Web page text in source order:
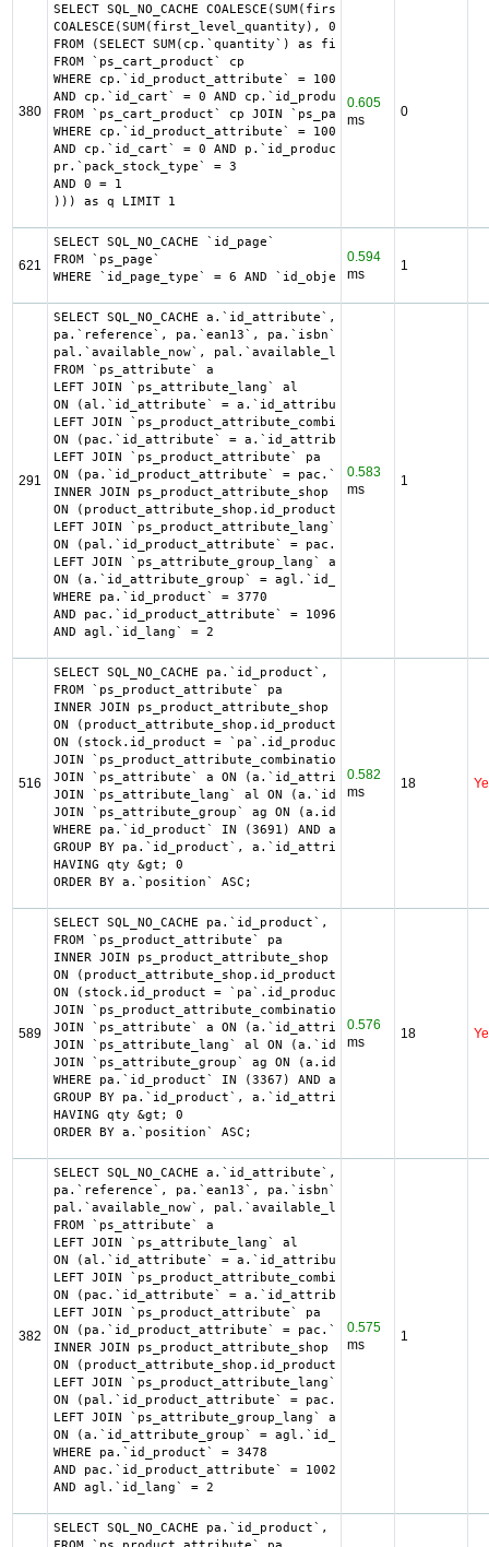
380
SELECT SQL_NO_CACHE
COALESCE(SUM(first_level_quantity), 0) as quantity
FROM (SELECT SUM(cp.`quantity`) as
FROM `ps_cart_product` cp
WHERE cp.`id_product_attribute` = 10028
AND cp.`id_cart` = 0 AND cp.`id_product` = 3478
FROM `ps_cart_product` cp JOIN `ps_pack` p ON
WHERE cp.`id_product_attribute` = 10028
AND cp.`id_cart` = 0 AND p.`id_product_item` = 3478
pr.`pack_stock_type` = 3
AND 0 = 1
))) as q LIMIT 1
0.605
ms
0
621
SELECT SQL_NO_CACHE `id_page`
FROM `ps_page`
WHERE `id_page_type` = 6 AND `id_object` = 192 LIMIT 1
0.594
ms
1
291
SELECT SQL_NO_CACHE a.`id_attribute`,
pa.`reference`, pa.`ean13`, pa.`isbn`, pa.`upc`,
pal.`available_now`, pal.`available_later`
FROM `ps_attribute` a
LEFT JOIN `ps_attribute_lang` al
ON (al.`id_attribute` = a.`id_attribute` AND
LEFT JOIN `ps_product_attribute_combination` pac
ON (pac.`id_attribute` = a.`id_attribute`)
LEFT JOIN `ps_product_attribute` pa
ON (pa.`id_product_attribute` =
INNER JOIN ps_product_attribute_shop
ON (product_attribute_shop.id_product_attribute =
LEFT JOIN `ps_product_attribute_lang` pal
ON (pal.`id_product_attribute` =
LEFT JOIN `ps_attribute_group_lang` agl
ON (a.`id_attribute_group` = agl.`id_attribute_group`
WHERE pa.`id_product` = 3770
AND pac.`id_product_attribute` = 10964
AND agl.`id_lang` = 2
0.583
ms
1
516
SELECT SQL_NO_CACHE pa.`id_product`, a.`color`,
FROM `ps_product_attribute` pa
INNER JOIN ps_product_attribute_shop
ON (product_attribute_shop.id_product_attribute =
ON (stock.id_product = `pa`.id_product AND
JOIN `ps_product_attribute_combination` pac ON
JOIN `ps_attribute` a ON (a.`id_attribute` =
JOIN `ps_attribute_lang` al ON (a.`id_attribute` =
JOIN `ps_attribute_group` ag ON (a.id_attribute_group =
WHERE pa.`id_product` IN (3691) AND ag.`is_color_group`
GROUP BY pa.`id_product`, a.`id_attribute`, `group_by`
HAVING qty &gt; 0
ORDER BY a.`position` ASC;
0.582
ms
18
589
SELECT SQL_NO_CACHE pa.`id_product`, a.`color`,
FROM `ps_product_attribute` pa
INNER JOIN ps_product_attribute_shop
ON (product_attribute_shop.id_product_attribute =
ON (stock.id_product = `pa`.id_product AND
JOIN `ps_product_attribute_combination` pac ON
JOIN `ps_attribute` a ON (a.`id_attribute` =
JOIN `ps_attribute_lang` al ON (a.`id_attribute` =
JOIN `ps_attribute_group` ag ON (a.id_attribute_group =
WHERE pa.`id_product` IN (3367) AND ag.`is_color_group`
GROUP BY pa.`id_product`, a.`id_attribute`, `group_by`
HAVING qty &gt; 0
ORDER BY a.`position` ASC;
0.576
ms
18
382
SELECT SQL_NO_CACHE a.`id_attribute`,
pa.`reference`, pa.`ean13`, pa.`isbn`, pa.`upc`,
pal.`available_now`, pal.`available_later`
FROM `ps_attribute` a
LEFT JOIN `ps_attribute_lang` al
ON (al.`id_attribute` = a.`id_attribute` AND
LEFT JOIN `ps_product_attribute_combination` pac
ON (pac.`id_attribute` = a.`id_attribute`)
LEFT JOIN `ps_product_attribute` pa
ON (pa.`id_product_attribute` =
INNER JOIN ps_product_attribute_shop
ON (product_attribute_shop.id_product_attribute =
LEFT JOIN `ps_product_attribute_lang` pal
ON (pal.`id_product_attribute` =
LEFT JOIN `ps_attribute_group_lang` agl
ON (a.`id_attribute_group` = agl.`id_attribute_group`
WHERE pa.`id_product` = 3478
AND pac.`id_product_attribute` = 10028
AND agl.`id_lang` = 2
0.575
ms
1
SELECT SQL_NO_CACHE pa.`id_product`, a.`color`,